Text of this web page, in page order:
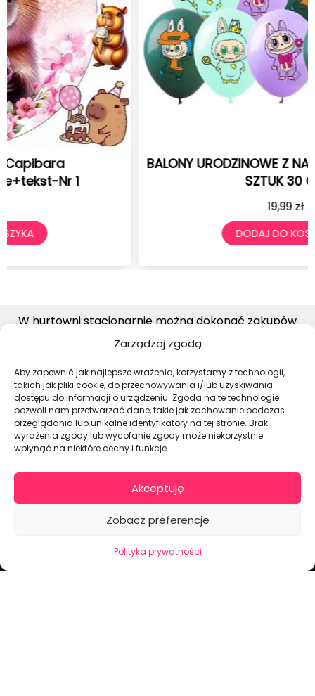
Zarządzaj zgodą
Aby zapewnić jak najlepsze wrażenia, korzystamy z technologii,
takich jak pliki cookie, do przechowywania i/lub uzyskiwania
dostępu do informacji o urządzeniu. Zgoda na te technologie
pozwoli nam przetwarzać dane, takie jak zachowanie podczas
przeglądania lub unikalne identyfikatory na tej stronie. Brak
wyrażenia zgody lub wycofanie zgody może niekorzystnie
wpłynąć na niektóre cechy i funkcje.
Akceptuję
Zobacz preferencje
Polityka prywatności
BALONY URODZINOWE Z NADRUKIEM LABUBU 12
W hurtowni stacjonarnie można dokonać zakupów
detalicznych, wyłącznie w piątki od godziny 7:00-14:30
Dekoracje na torty i akcesoria imprezowe
+48 511 246 275